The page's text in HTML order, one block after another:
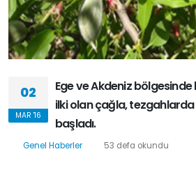
02
MAR '16
Ege ve Akdeniz
ilki olan çağla,
başladı.
Genel Haberler 53 defa okundu